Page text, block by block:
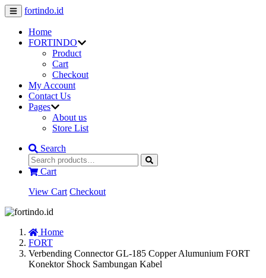
fortindo.id
Home
FORTINDO
Product
Cart
Checkout
My Account
Contact Us
Pages
About us
Store List
Search
Cart
View Cart Checkout
Home
FORT
Verbending Connector GL-185 Copper Alumunium FORT
Konektor Shock Sambungan Kabel